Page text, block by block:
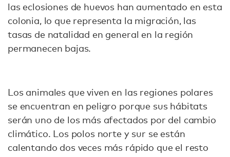
las eclosiones de huevos han aumentado en esta
colonia, lo que representa la migración, las
tasas de natalidad en general en la región
permanecen bajas.
Los animales que viven en las regiones polares
se encuentran en peligro porque sus hábitats
serán uno de los más afectados por del cambio
climático. Los polos norte y sur se están
calentando dos veces más rápido que el resto